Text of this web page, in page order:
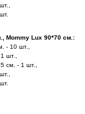
Mommy Lux 90*70 см.:
- 10 шт.,
шт.,
см. - 1 шт.,
и ждать нет времени — у нас
Доставка